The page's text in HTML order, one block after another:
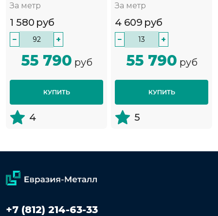
За метр
1 580 руб
− +
55 790 руб
КУПИТЬ
4
За метр
4 609 руб
− +
55 790 руб
КУПИТЬ
5
+7 (812) 214-63-33